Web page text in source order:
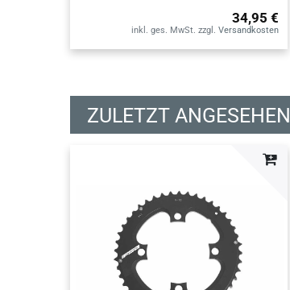
34,95 €
inkl. ges. MwSt. zzgl. Versandkosten
ZULETZT ANGESEHEN